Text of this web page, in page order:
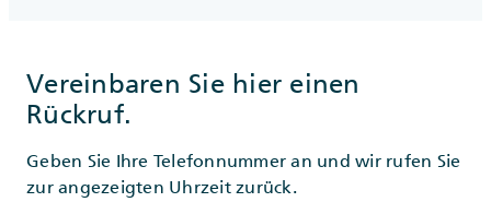
Vereinbaren Sie hier einen
Rückruf.
Geben Sie Ihre Telefonnummer an und wir rufen Sie
zur angezeigten Uhrzeit zurück.